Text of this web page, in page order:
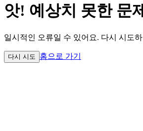
앗! 예상치 못한 문
일시적인 오류일 수 있어요. 다시 시도
다시 시도 홈으로 가기